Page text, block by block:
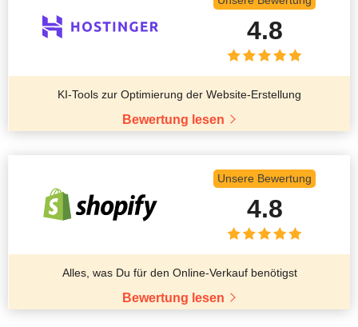
4.8
KI-Tools zur Optimierung der Website-Erstellung
Bewertung lesen
Unsere Bewertung
4.8
Alles, was Du für den Online-Verkauf benötigst
Bewertung lesen